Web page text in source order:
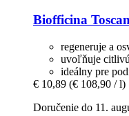
Biofficina
regeneruje a
uvoľňuje
ideálny pre
€ 10,89 (€ 108,90 / l)
Doručenie do 11.